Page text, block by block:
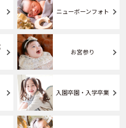
ニューボーンフォト
お宮参り
入園卒園・入学卒業